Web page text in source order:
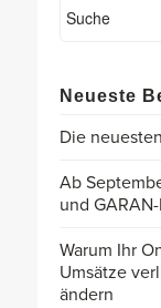
Neueste
Die
Ab
und
Warum Ihr
Umsätze
ändern